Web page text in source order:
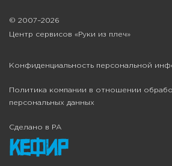
© 2007–2026
Центр сервисов «Руки из плеч»
Конфиденциальность персональной
Политика компании в отношении
персональных данных
Сделано в РА